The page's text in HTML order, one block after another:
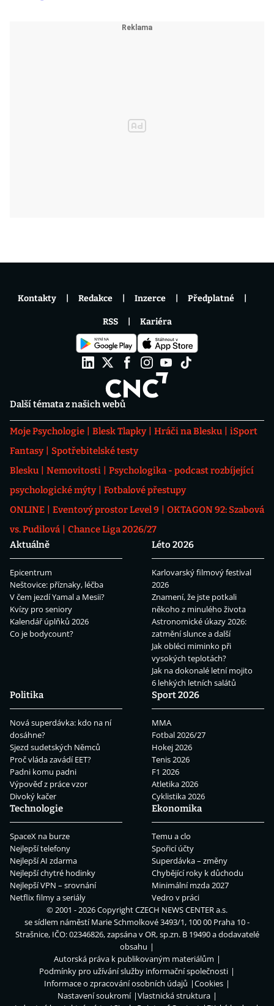
Další témata z našich webů
Moje Psychologie Blesk Tlapky Hráči na Blesku
iSport
Fantasy
Spotřebitelské testy
Blesku
Nemovitosti
Psychologika - podcast rozbíjející
psychologické mýty
Fotbalové přestupy
ONLINE
Eventový prostor Level 9
OKTAGON 92: Szabová
vs. Pudilová
Chance Liga 2026/27
Aktuálně
Epicentrum
Neštovice: příznaky, léčba
V čem jezdí Yamal a Mesii?
Kvízy pro seniory
Kalendář úplňků 2026
Co je bodycount?
Léto 2026
Karlovarský filmový festival
2026
Znamení, že jste potkali
někoho z minulého života
Astronomické úkazy 2026:
zatmění slunce a další
Jak obléci miminko při
vysokých teplotách?
Jak na dokonalé letní mojito
6 lehkých letních salátů
Politika
Nová superdávka: kdo na ní
dosáhne?
Sjezd sudetských Němců
Proč vláda zavádí EET?
Padni komu padni
Výpověď z práce vzor
Divoký kačer
Sport 2026
MMA
Fotbal 2026/27
Hokej 2026
Tenis 2026
F1 2026
Atletika 2026
Cyklistika 2026
Technologie
SpaceX na burze
Nejlepší telefony
Nejlepší AI zdarma
Nejlepší chytré hodinky
Nejlepší VPN – srovnání
Netflix filmy a seriály
Ekonomika
Temu a clo
Spořicí účty
Superdávka – změny
Chybějící roky k důchodu
Minimální mzda 2027
Vedro v práci
Kontakty Redakce Inzerce Předplatné
RSS Kariéra
© 2001 - 2026 CopyrightCZECH NEWS CENTER a.s.
se sídlem náměstí Marie Schmolkové 3493/1, 100 00 Praha 10 -
Strašnice, IČO: 02346826, zapsána v OR, sp.zn. B 19490 a dodavatelé
obsahu
Autorská práva k publikovaným materiálům
Podmínky pro užívání služby informační společnosti
Informace o zpracování osobních údajů
Cookies
Nastavení soukromí
Vlastnická struktura